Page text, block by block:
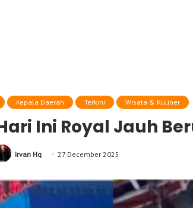
Kepala Daerah Terkini Wisata & Kuliner
Ini Royal Jauh
Irvan Hq 27 December 2025